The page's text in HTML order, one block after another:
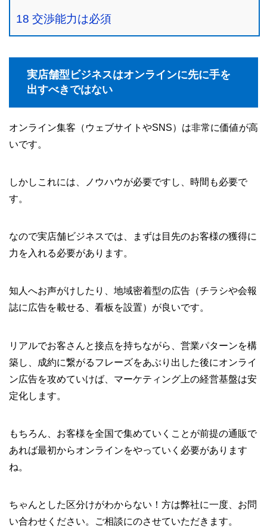
18 交渉能力は必須
実店舗型ビジネスはオンラインに先に手を
出すべきではない
オンライン集客（ウェブサイトやSNS）は非常に価値が高
いです。
しかしこれには、ノウハウが必要ですし、時間も必要で
す。
なので実店舗ビジネスでは、まずは目先のお客様の獲得に
力を入れる必要があります。
知人へお声がけしたり、地域密着型の広告（チラシや会報
誌に広告を載せる、看板を設置）が良いです。
リアルでお客さんと接点を持ちながら、営業パターンを構
築し、成約に繋がるフレーズをあぶり出した後にオンライ
ン広告を攻めていけば、マーケティング上の経営基盤は安
定化します。
もちろん、お客様を全国で集めていくことが前提の通販で
あれば最初からオンラインをやっていく必要があります
ね。
ちゃんとした区分けがわからない！方は弊社に一度、お問
い合わせください。ご相談にのさせていただきます。